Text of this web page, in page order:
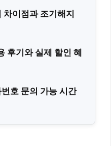
이점과 조기해지
후기와 실제 할인 혜
호 문의 가능 시간